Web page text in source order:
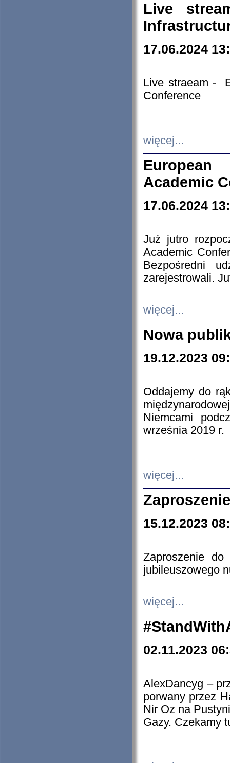
Live
17.06.2024
Live straeam -
Conference
więcej...
European
Academic
17.06.2024
Już jutro
Academic
Bezpośredni
zarejestrowali.
więcej...
Nowa
19.12.2023
Oddajemy do
Niemcami
września 2019 r.
więcej...
15.12.2023
Zaproszenie do
jubileuszowego
więcej...
02.11.2023
AlexDancyg –
porwany przez
Nir Oz na
Gazy. Czekamy